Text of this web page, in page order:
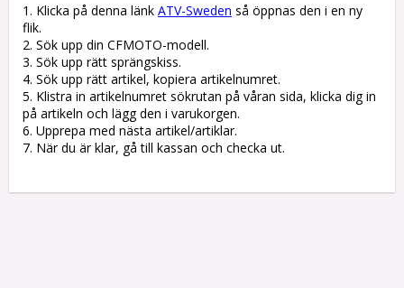
1. Klicka på denna länk ATV-Sweden så öppnas den i en ny
flik.
2. Sök upp din CFMOTO-modell.
3. Sök upp rätt sprängskiss.
4. Sök upp rätt artikel, kopiera artikelnumret.
5. Klistra in artikelnumret sökrutan på våran sida, klicka dig in
på artikeln och lägg den i varukorgen.
6. Upprepa med nästa artikel/artiklar.
7. När du är klar, gå till kassan och checka ut.